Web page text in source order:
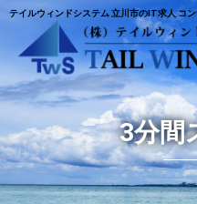
テイルウィンドシステム 立川市のIT求人 コ
3分間